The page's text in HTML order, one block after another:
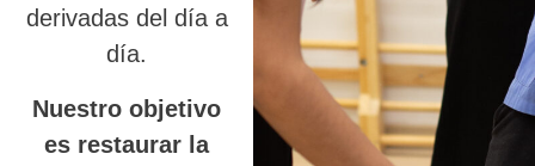
derivadas del día a
día.
Nuestro objetivo
es restaurar la